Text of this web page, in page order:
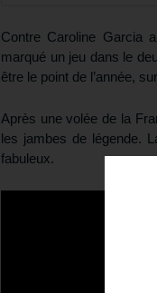
Contre Caroline Garcia
marqué un jeu dans le
être le point de l’année,
Après une volée de la
les jambes de légende.
fabuleux.